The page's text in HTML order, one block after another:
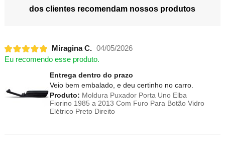
dos clientes recomendam nossos produtos
Miragina C. 04/05/2026
Eu recomendo esse produto.
Entrega dentro do prazo
Veio bem embalado, e deu certinho no carro.
Produto: Moldura Puxador Porta Uno Elba
Fiorino 1985 a 2013 Com Furo Para Botão Vidro
Elétrico Preto Direito